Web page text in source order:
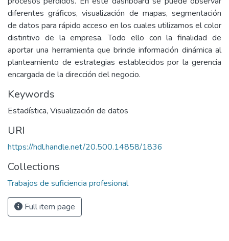
diferentes gráficos, visualización de mapas, segmentación
de datos para rápido acceso en los cuales utilizamos el color
distintivo de la empresa. Todo ello con la finalidad de
aportar una herramienta que brinde información dinámica al
planteamiento de estrategias establecidos por la gerencia
encargada de la dirección del negocio.
Keywords
Estadística, Visualización de datos
URI
https://hdl.handle.net/20.500.14858/1836
Collections
Trabajos de suficiencia profesional
Full item page